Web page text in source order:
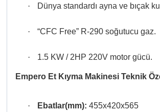
· Dünya standardı ayna ve bıçak
· “CFC Free” R-290 soğutucu gaz.
· 1.5 KW / 2HP 220V motor gücü.
Empero Et Kıyma Makinesi Teknik
· Ebatlar(mm): 455x420x565